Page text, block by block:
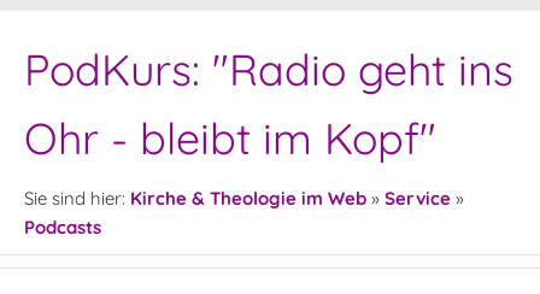
PodKurs: "Radio geht ins
Ohr - bleibt im Kopf"
Sie sind hier: Kirche & Theologie im Web » Service »
Podcasts